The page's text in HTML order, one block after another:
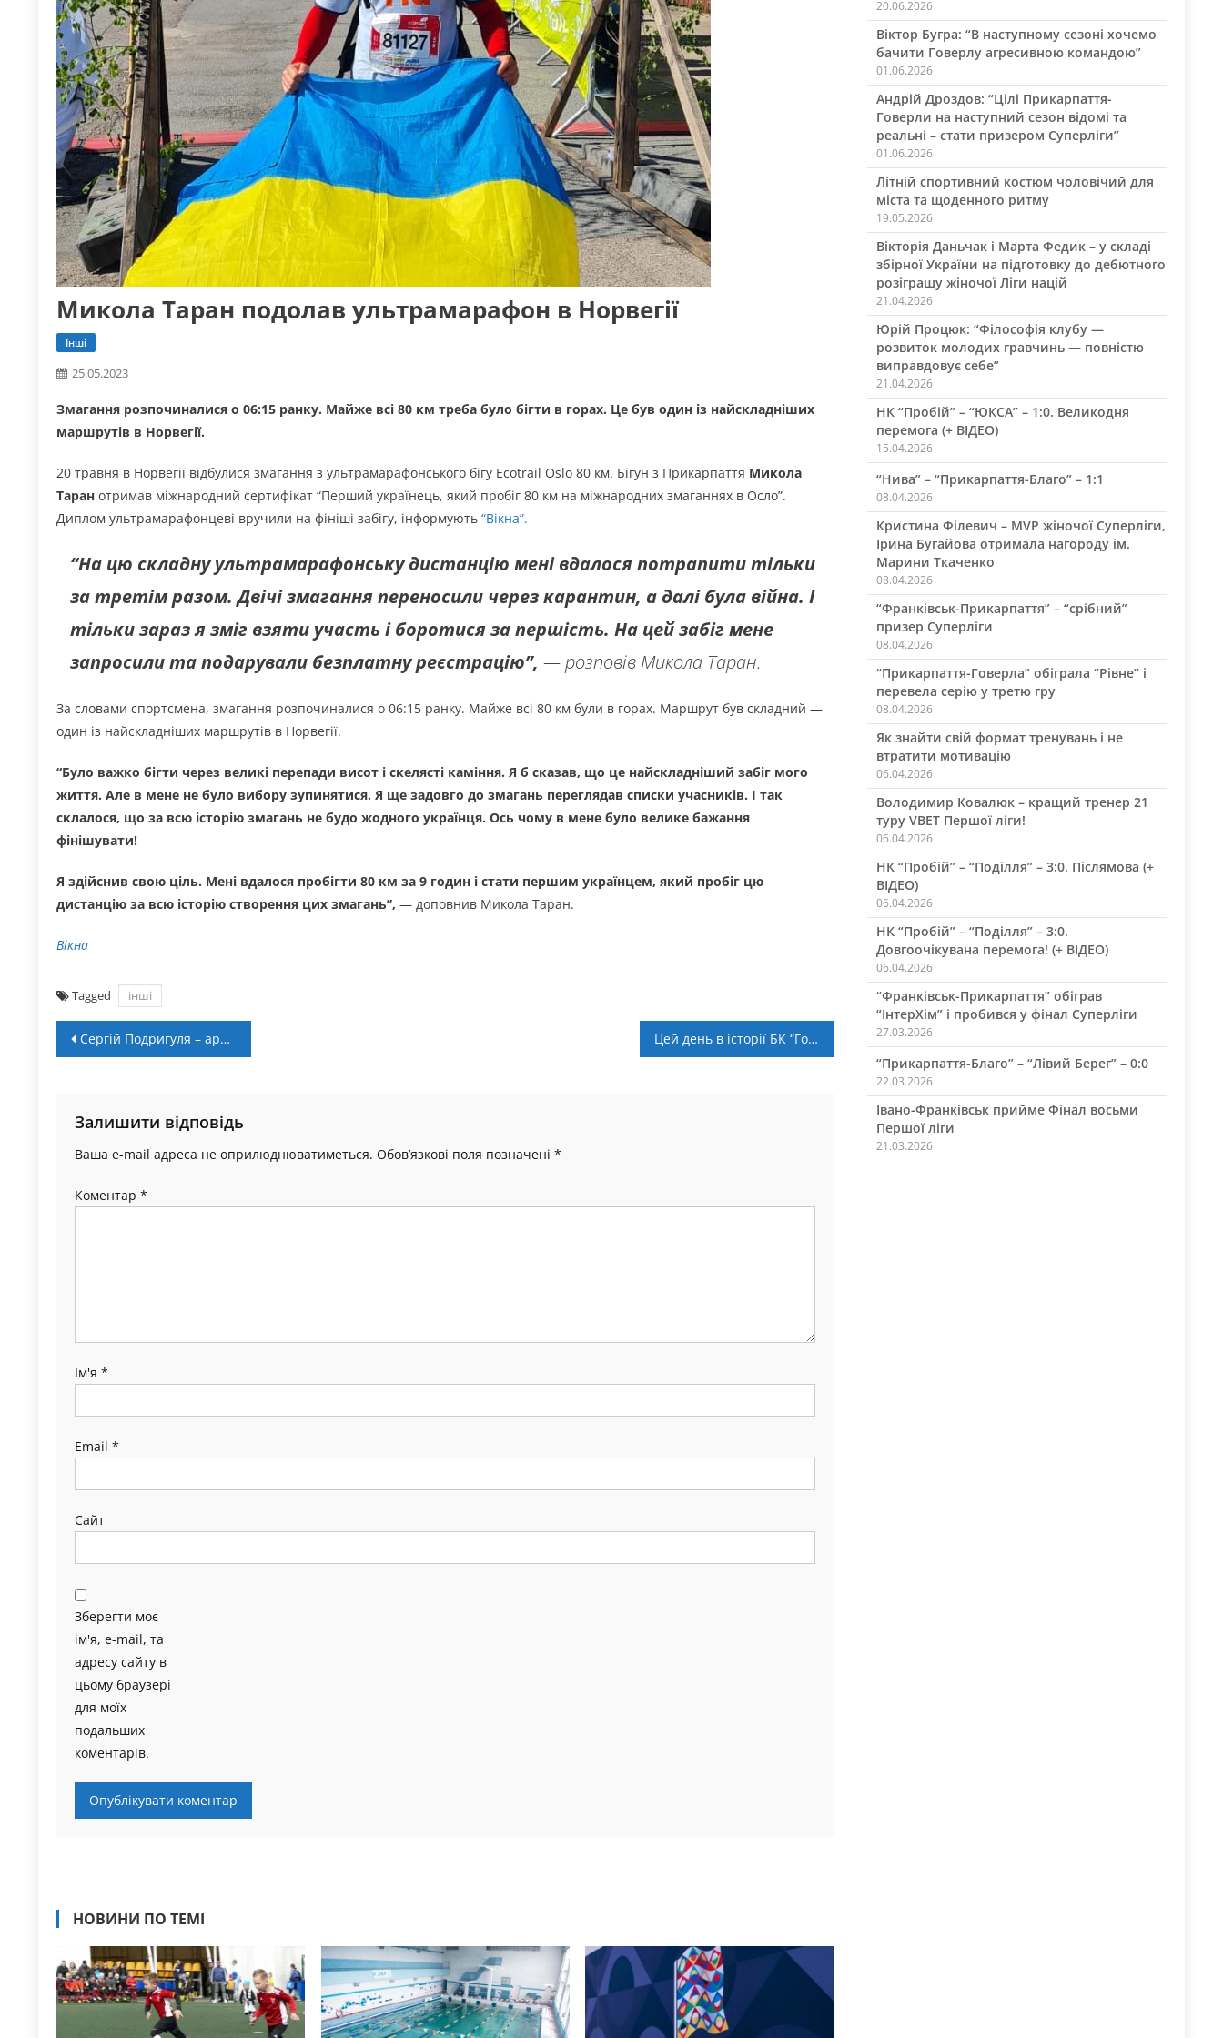
Микола Таран подолав ультрамарафон в Норвегії
Інші
25.05.2023
Змагання розпочиналися о 06:15 ранку. Майже всі 80 км треба було бігти в горах. Це був один із найскладніших
маршрутів в Норвегії.
20 травня в Норвегії відбулися змагання з ультрамарафонського бігу Ecotrail Oslo 80 км. Бігун з Прикарпаття Микола
Таран отримав міжнародний сертифікат “Перший українець, який пробіг 80 км на міжнародних змаганнях в Осло”.
Диплом ультрамарафонцеві вручили на фініші забігу, інформують “Вікна”.
“На цю складну ультрамарафонську дистанцію мені вдалося потрапити тільки
за третім разом. Двічі змагання переносили через карантин, а далі була війна. І
тільки зараз я зміг взяти участь і боротися за першість. На цей забіг мене
запросили та подарували безплатну реєстрацію”, — розповів Микола Таран.
За словами спортсмена, змагання розпочиналися о 06:15 ранку. Майже всі 80 км були в горах. Маршрут був складний —
один із найскладніших маршрутів в Норвегії.
“Було важко бігти через великі перепади висот і скелясті каміння. Я б сказав, що це найскладніший забіг мого
життя. Але в мене не було вибору зупинятися. Я ще задовго до змагань переглядав списки учасників. І так
склалося, що за всю історію змагань не будо жодного українця. Ось чому в мене було велике бажання
фінішувати!
Я здійснив свою ціль. Мені вдалося пробігти 80 км за 9 годин і стати першим українцем, який пробіг цю
дистанцію за всю історію створення цих змагань”, — доповнив Микола Таран.
Вікна
Tagged інші
Навігація
Сергій Подригуля – арбітр матчу «Чернігів-ШВСМ» – «Прикарпаття-ЗСУ» Цей день в історії БК “Говерла”: 25 травня
Залишити відповідь
Ваша e-mail адреса не оприлюднюватиметься. Обов’язкові поля позначені *
Коментар *
Ім'я *
Email *
Сайт
Зберегти моє
ім'я, e-mail, та
адресу сайту в
цьому браузері
для моїх
подальших
коментарів.
НОВИНИ ПО ТЕМІ
20.06.2026
Віктор Бугра: “В наступному сезоні хочемо
бачити Говерлу агресивною командою”
01.06.2026
Андрій Дроздов: “Цілі Прикарпаття-
Говерли на наступний сезон відомі та
реальні – стати призером Суперліги”
01.06.2026
Літній спортивний костюм чоловічий для
міста та щоденного ритму
19.05.2026
Вікторія Даньчак і Марта Федик – у складі
збірної України на підготовку до дебютного
розіграшу жіночої Ліги націй
21.04.2026
Юрій Процюк: “Філософія клубу —
розвиток молодих гравчинь — повністю
виправдовує себе”
21.04.2026
НК “Пробій” – “ЮКСА” – 1:0. Великодня
перемога (+ ВІДЕО)
15.04.2026
“Нива” – “Прикарпаття-Благо” – 1:1
08.04.2026
Кристина Філевич – MVP жіночої Суперліги,
Ірина Бугайова отримала нагороду ім.
Марини Ткаченко
08.04.2026
“Франківськ-Прикарпаття” – “срібний”
призер Суперліги
08.04.2026
“Прикарпаття-Говерла” обіграла “Рівне” і
перевела серію у третю гру
08.04.2026
Як знайти свій формат тренувань і не
втратити мотивацію
06.04.2026
Володимир Ковалюк – кращий тренер 21
туру VBET Першої ліги!
06.04.2026
НК “Пробій” – “Поділля” – 3:0. Післямова (+
ВІДЕО)
06.04.2026
НК “Пробій” – “Поділля” – 3:0.
Довгоочікувана перемога! (+ ВІДЕО)
06.04.2026
“Франківськ-Прикарпаття” обіграв
“ІнтерХім” і пробився у фінал Суперліги
27.03.2026
“Прикарпаття-Благо” – “Лівий Берег” – 0:0
22.03.2026
Івано-Франківськ прийме Фінал восьми
Першої ліги
21.03.2026